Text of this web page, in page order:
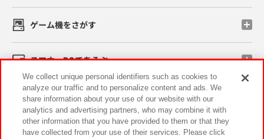
ゲーム機をさがす
スマホ・PCであそぶ
イベント・キャンペーン
We collect unique personal identifiers such as cookies to
analyze our traffic and to personalize content and ads. We
share information about your use of our website with our
analytics and advertising partners, who may combine it with
other information that you have provided to them or that they
have collected from your use of their services. Please click